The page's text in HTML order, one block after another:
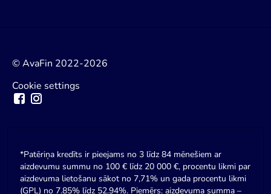
© AvaFin 2022-2026
Cookie settings
*Patēriņa kredīts ir pieejams no 3 līdz 84 mēnešiem ar
aizdevumu summu no 100 € līdz 20 000 €, procentu likmi par
aizdevuma lietošanu sākot no 7,71% un gada procentu likmi
(GPL) no 7.85% līdz 52.94%. Piemērs: aizdevuma summa –